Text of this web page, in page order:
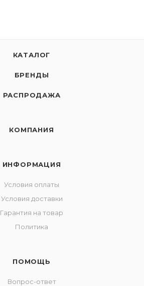
КАТАЛОГ
БРЕНДЫ
РАСПРОДАЖА
КОМПАНИЯ
ИНФОРМАЦИЯ
Условия оплаты
Условия доставки
Гарантия на товар
Политика
ПОМОЩЬ
Вопрос-ответ